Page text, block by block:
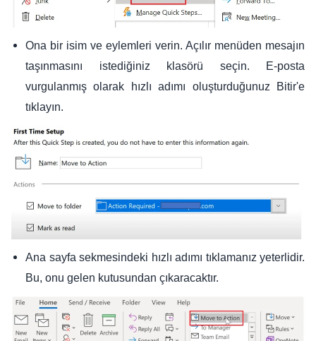
Ona bir isim ve eylemleri verin. Açılır menüden mesajın
taşınmasını istediğiniz klasörü seçin. E-posta
vurgulanmış olarak hızlı adımı oluşturduğunuz Bitir'e
tıklayın.
Ana sayfa sekmesindeki hızlı adımı tıklamanız yeterlidir.
Bu, onu gelen kutusundan çıkaracaktır.